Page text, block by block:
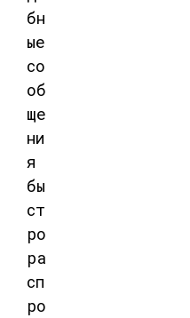
бн
ые
со
об
ще
ни
я
бы
ст
ро
ра
сп
ро